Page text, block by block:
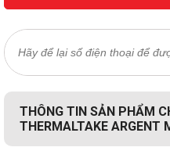
THÔNG TIN SẢN PHẨM
THERMALTAKE ARGENT